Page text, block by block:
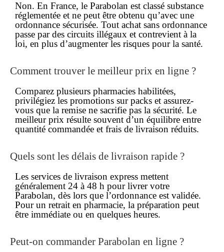
Non. En France, le Parabolan est classé substance
réglementée et ne peut être obtenu qu’avec une
ordonnance sécurisée. Tout achat sans ordonnance
passe par des circuits illégaux et contrevient à la
loi, en plus d’augmenter les risques pour la santé.
Comment trouver le meilleur prix en ligne ?
Comparez plusieurs pharmacies habilitées,
privilégiez les promotions sur packs et assurez-
vous que la remise ne sacrifie pas la sécurité. Le
meilleur prix résulte souvent d’un équilibre entre
quantité commandée et frais de livraison réduits.
Quels sont les délais de livraison rapide ?
Les services de livraison express mettent
généralement 24 à 48 h pour livrer votre
Parabolan, dès lors que l’ordonnance est validée.
Pour un retrait en pharmacie, la préparation peut
être immédiate ou en quelques heures.
Peut-on commander Parabolan en ligne ?